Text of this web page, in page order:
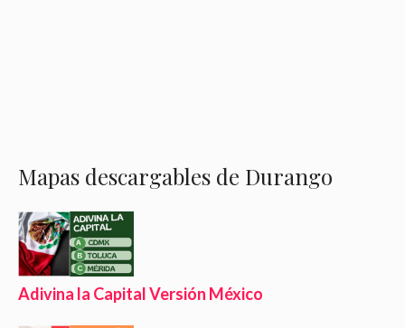
Mapas descargables de Durango
Adivina la Capital Versión México